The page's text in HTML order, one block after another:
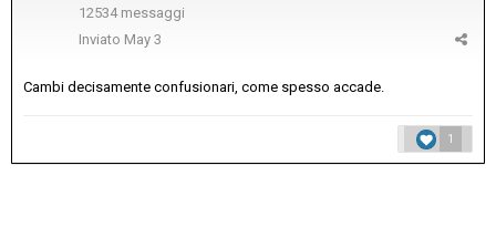
12534 messaggi
Inviato May 3
Cambi decisamente confusionari, come spesso accade.
1